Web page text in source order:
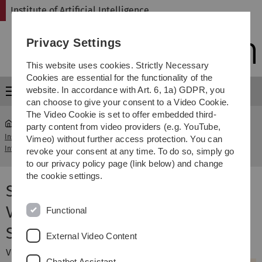
Skip
Skip
Skip
Skip
Institute of Artificial Intelligence
Menu
Institute of Artificial
Intelligence
...
SPARQL Semantik &
Algebra
SPARQL Semantik & Algebra (15.
Vorlesung SemWeb WS11/12) -
Semantic Web Grundlagen
Vorlesung
Privacy Settings
This website uses cookies. Strictly Necessary
Cookies are essential for the functionality of the
website. In accordance with Art. 6, 1a) GDPR, you
can choose to give your consent to a Video Cookie.
The Video Cookie is set to offer embedded third-
party content from video providers (e.g. YouTube,
Vimeo) without further access protection. You can
revoke your consent at any time. To do so, simply go
to our privacy policy page (link below) and change
the cookie settings.
Functional
External Video Content